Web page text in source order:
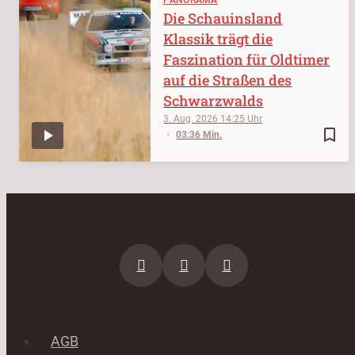
bookmark_border
3. Aug. 2026 14:25
03:36 Min.
Die Schauinsland
Klassik trägt die
Faszination für Oldtimer
auf die Straßen des
Schwarzwalds
AGB